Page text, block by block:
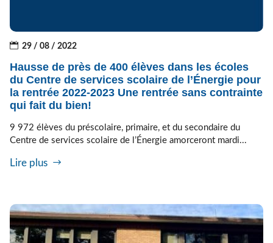
29 / 08 / 2022
Hausse de près de 400 élèves dans les écoles
du Centre de services scolaire de l’Énergie pour
la rentrée 2022-2023 Une rentrée sans contrainte
qui fait du bien!
9 972 élèves du préscolaire, primaire, et du secondaire du
Centre de services scolaire de l’Énergie amorceront mardi...
Lire plus